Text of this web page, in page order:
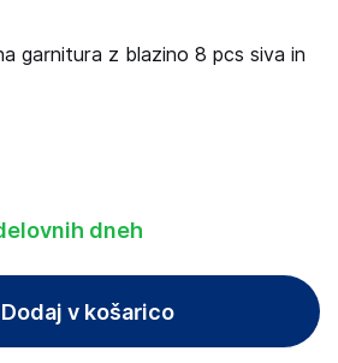
garnitura z blazino 8 pcs siva in
dneh
Dodaj v košarico